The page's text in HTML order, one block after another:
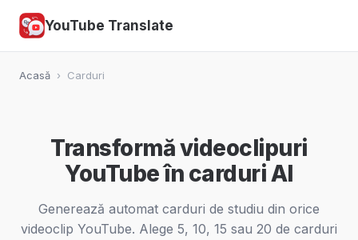
YouTube Translate
Acasă › Carduri
Transformă videoclipuri
YouTube în carduri AI
Generează automat carduri de studiu din orice
videoclip YouTube. Alege 5, 10, 15 sau 20 de carduri